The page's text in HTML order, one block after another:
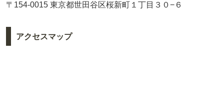
〒154-0015 東京都世田谷区桜新町１丁目３０−６
アクセスマップ